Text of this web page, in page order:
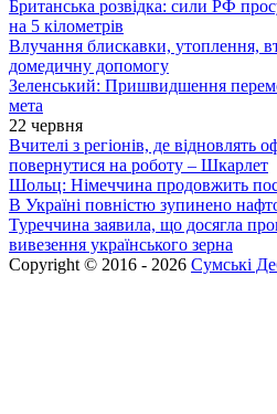
Британська розвідка: сили РФ
на 5 кілометрів
Влучання блискавки, утоплення,
домедичну допомогу
Зеленський: Пришвидшення
мета
22 червня
Вчителі з регіонів, де відновлять
повернутися на роботу – Шкарлет
Шольц: Німеччина продовжить
В Україні повністю зупинено
Туреччина заявила, що досягла
вивезення українського зерна
Copyright © 2016 - 2026 Сумські